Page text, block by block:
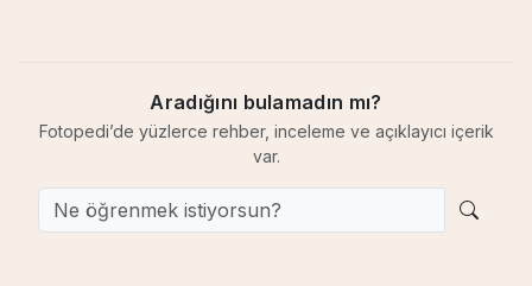
Aradığını bulamadın mı?
Fotopedi’de yüzlerce rehber, inceleme ve açıklayıcı içerik
var.